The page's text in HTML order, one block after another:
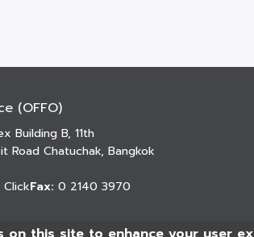
(OFFO)
Building B, 11th
Road Chatuchak, Bangkok
Fax: 0 2140 3970